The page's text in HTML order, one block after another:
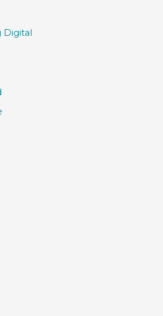
Digital